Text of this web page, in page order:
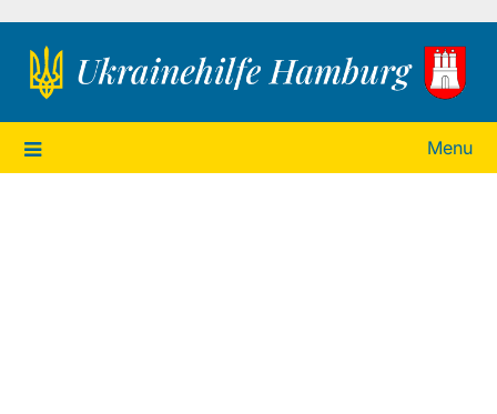
Ukrainehilfe Hamburg
Menu